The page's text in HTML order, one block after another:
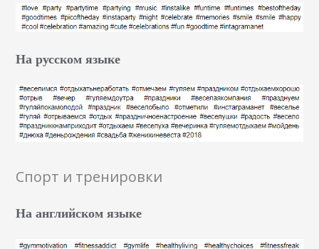
На русском языке
Спорт и тренировки
На английском языке